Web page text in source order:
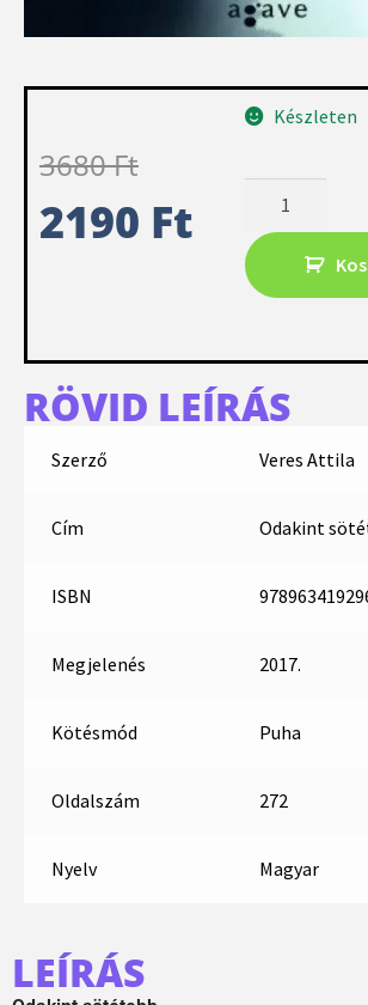
3680Ft
2190 Ft
Készleten
RÖVID LEÍRÁS
Szerző Veres Attila
Cím Odakint
ISBN
Megjelenés 2017.
Kötésmód Puha
Oldalszám 272
Nyelv Magyar
LEÍRÁS